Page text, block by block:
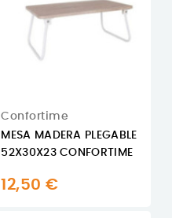
Confortime
MESA MADERA PLEGABLE
52X30X23 CONFORTIME
12,50 €